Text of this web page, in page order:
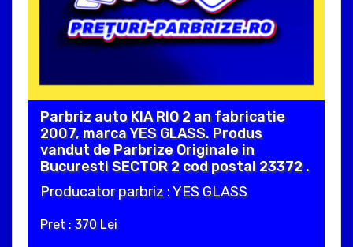
Parbriz auto KIA RIO 2 an fabricatie
2007, marca YES GLASS. Produs
vandut de Parbrize Originale in
Bucuresti SECTOR 2 cod postal 23372 .
Producator parbriz : YES GLASS
Pret : 370 Lei